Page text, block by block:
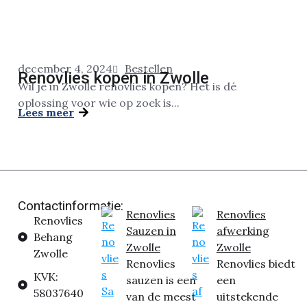
december 4, 2024 Bestellen
Renovlies kopen in Zwolle
Wil je in Zwolle renovlies kopen? Het is dé
oplossing voor wie op zoek is...
Lees meer
Contactinformatie:
Renovlies
Behang
Zwolle
KVK:
58037640
Renovlies
Sauzen in
Zwolle
Renovlies
sauzen is een
van de meest
Renovlies
afwerking
Zwolle
Renovlies biedt
een
uitstekende